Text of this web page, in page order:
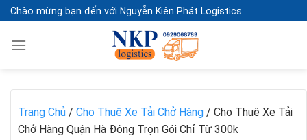
Skip
to
content
Chào mừng bạn đến với Nguyễn Kiên Phát Logistics
Trang Chủ / Cho Thuê Xe Tải Chở Hàng / Cho Thuê Xe Tải
Chở Hàng Quận Hà Đông Trọn Gói Chỉ Từ 300k